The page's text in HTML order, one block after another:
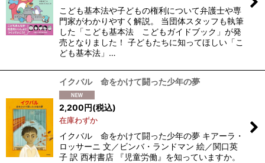
こども基本法や子どもの権利について弁護士や専
門家がわかりやすく解説。 当団体スタッフも執筆
した「こども基本法 こどもガイドブック」が発
売となりました！ 子どもたちに知ってほしい「こ
ども基本法」…
イクバル 命をかけて闘った少年の夢
2,200円(税込)
在庫わずか
イクバル 命をかけて闘った少年の夢 キアーラ・
ロッサーニ 文／ビンバ・ランドマン 絵／関口英
子 訳 西村書店 『児童労働』を知っていますか。